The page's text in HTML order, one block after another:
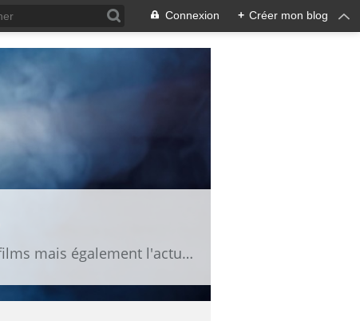
Connexion + Créer mon blog
Fan de cinéma, vous trouverez ici des news, des bandes annonces, des fiches de films mais également l'actu des séries TV.